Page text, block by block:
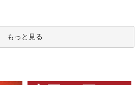
もっと見る